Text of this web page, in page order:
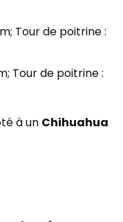
Tour de poitrine :
Tour de poitrine :
à un Chihuahua